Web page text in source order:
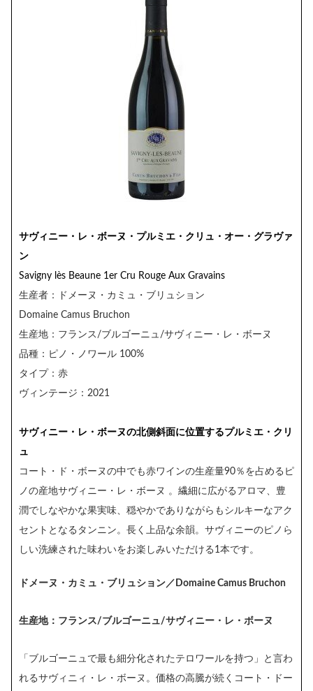
サヴィニー・レ・ボーヌ・プルミエ・クリュ・オー・グラヴァ
ン
Savigny lès Beaune 1er Cru Rouge Aux Gravains
生産者：ドメーヌ・カミュ・ブリュション
Domaine Camus Bruchon
生産地：フランス/ブルゴーニュ/サヴィニー・レ・ボーヌ
品種：ピノ・ノワール 100%
タイプ：赤
ヴィンテージ：2021
サヴィニー・レ・ボーヌの北側斜面に位置するプルミエ・クリ
ュ
コート・ド・ボーヌの中でも赤ワインの生産量90％を占めるピ
ノの産地サヴィニー・レ・ボーヌ 。繊細に広がるアロマ、豊
潤でしなやかな果実味、穏やかでありながらもシルキーなアク
セントとなるタンニン。長く上品な余韻。サヴィニーのピノら
しい洗練された味わいをお楽しみいただける1本です。
ドメーヌ・カミュ・ブリュション／Domaine Camus Bruchon
生産地：フランス/ブルゴーニュ/サヴィニー・レ・ボーヌ
「ブルゴーニュで最も細分化されたテロワールを持つ」と言わ
れるサヴィニィ・レ・ボーヌ。価格の高騰が続くコート・ドー